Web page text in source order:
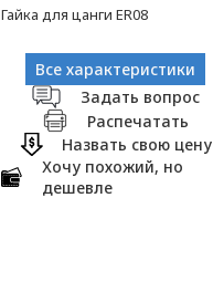
Гайка для цанги ER08
Все характеристики
Задать вопрос
Распечатать
Назвать свою цену
Хочу похожий, но
дешевле